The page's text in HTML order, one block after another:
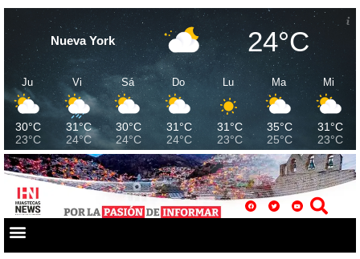
Nueva York 24°C
Ju
30°C
23°C
Vi
31°C
24°C
Sá
30°C
24°C
Do
31°C
24°C
Lu
31°C
23°C
Ma
35°C
25°C
Mi
31°C
23°C